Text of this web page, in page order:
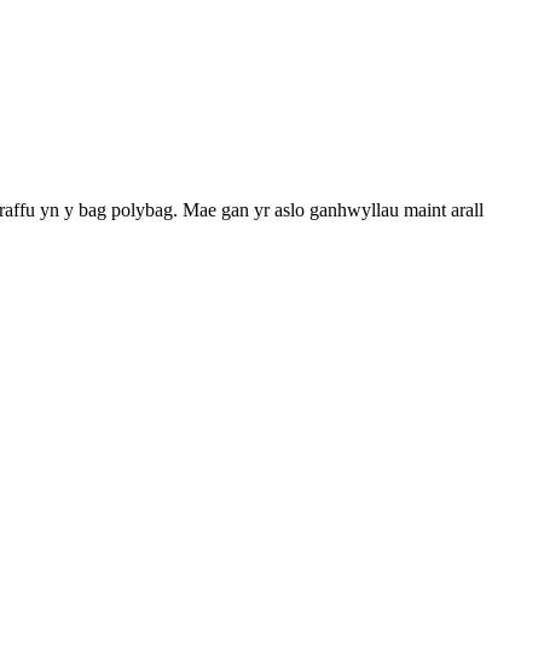
yn y bag polybag. Mae gan yr aslo ganhwyllau maint arall